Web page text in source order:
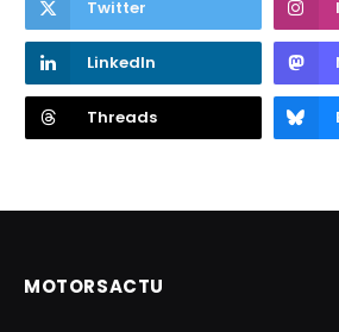
Twitter
LinkedIn
Threads
MOTORSACTU